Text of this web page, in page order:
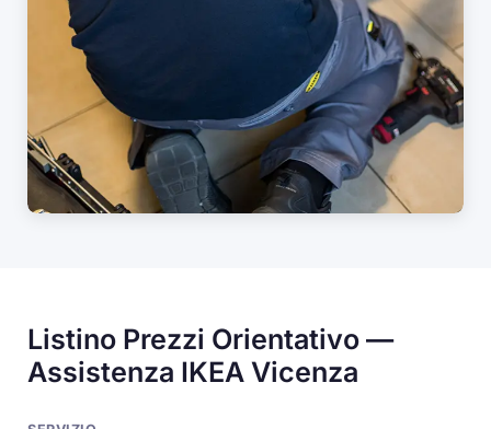
Listino Prezzi Orientativo —
Assistenza IKEA Vicenza